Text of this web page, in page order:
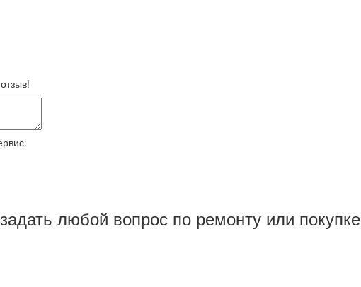
любой вопрос по ремонту или покупке